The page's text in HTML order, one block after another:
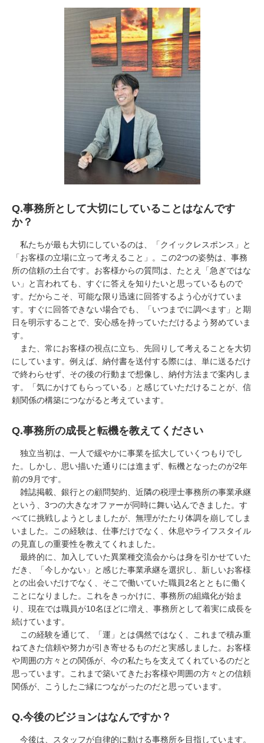
Q.事務所として大切にしていることはなんです
か？
私たちが最も大切にしているのは、「クイックレスポンス」と
「お客様の立場に立って考えること」。この2つの姿勢は、事務
所の信頼の土台です。お客様からの質問は、たとえ「急ぎではな
い」と言われても、すぐに答えを知りたいと思っているもので
す。だからこそ、可能な限り迅速に回答するよう心がけていま
す。すぐに回答できない場合でも、「いつまでに調べます」と期
日を明示することで、安心感を持っていただけるよう努めていま
す。
また、常にお客様の視点に立ち、先回りして考えることを大切
にしています。例えば、納付書を送付する際には、単に送るだけ
で終わらせず、その後の行動まで想像し、納付方法まで案内しま
す。「気にかけてもらっている」と感じていただけることが、信
頼関係の構築につながると考えています。
Q.事務所の成長と転機を教えてください
独立当初は、一人で緩やかに事業を拡大していくつもりでし
た。しかし、思い描いた通りには進まず、転機となったのが2年
前の9 月です。
雑誌掲載、銀行との顧問契約、近隣の税理士事務所の事業承継
という、 3つの大きなオファーが同時に舞い込んできました。す
べてに挑戦しようとしましたが、無理がたたり体調を崩してしま
いました。この経験は、仕事だけでなく、休息やライフスタイル
の見直しの重要性を教えてくれました。
最終的に、加入していた異業種交流会からは身を引かせていた
だき、「今しかない」と感じた事業承継を選択し、新しいお客様
との出会いだけでなく、そこで働いていた職員2名とともに働く
ことになりました。これをきっかけに、事務所の組織化が始ま
り、現在では職員が10名ほどに増え、事務所として着実に成長を
続けています。
この経験を通じて、「運」とは偶然ではなく、これまで積み重
ねてきた信頼や努力が引き寄せるものだと実感しました。お客様
や周囲の方々との関係が、今の私たちを支えてくれているのだと
思っています。これまで築いてきたお客様や周囲の方々との信頼
関係が、こうしたご縁につながったのだと思っています。
Q.今後のビジョンはなんですか？
今後は、スタッフが自律的に動ける事務所を目指しています。